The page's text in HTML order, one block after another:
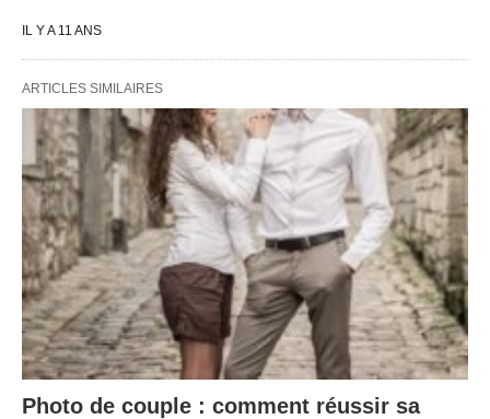
IL Y A 11 ANS
ARTICLES SIMILAIRES
Photo de couple : comment réussir sa